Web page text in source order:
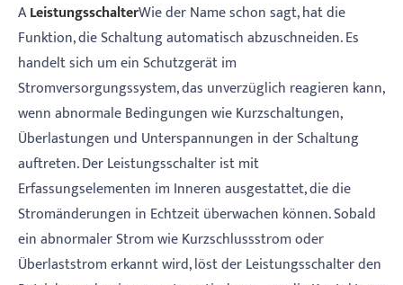
ALeistungsschalterWie der Name schon sagt, hat die
Funktion, die Schaltung automatisch abzuschneiden. Es
handelt sich um ein Schutzgerät im
Stromversorgungssystem, das unverzüglich reagieren kann,
wenn abnormale Bedingungen wie Kurzschaltungen,
Überlastungen und Unterspannungen in der Schaltung
auftreten. Der Leistungsschalter ist mit
Erfassungselementen im Inneren ausgestattet, die die
Stromänderungen in Echtzeit überwachen können. Sobald
ein abnormaler Strom wie Kurzschlussstrom oder
Überlaststrom erkannt wird, löst der Leistungsschalter den